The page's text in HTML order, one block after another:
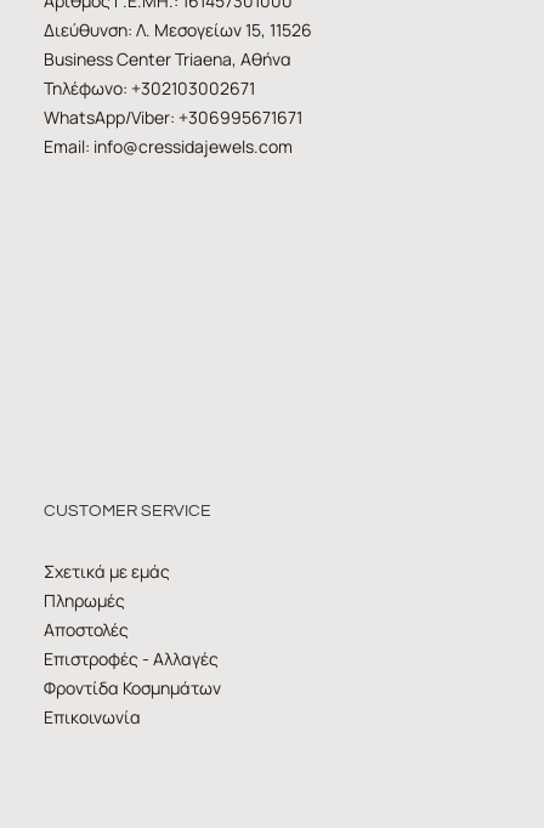
Διεύθυνση: Λ. Μεσογείων 15, 11526
Business Center Triaena, Αθήνα
Τηλέφωνο: +302103002671
WhatsApp/Viber: +306995671671
Email: info@cressidajewels.com
CUSTOMER SERVICE
Σχετικά με εμάς
Πληρωμές
Αποστολές
Επιστροφές - Αλλαγές
Φροντίδα Κοσμημάτων
Επικοινωνία